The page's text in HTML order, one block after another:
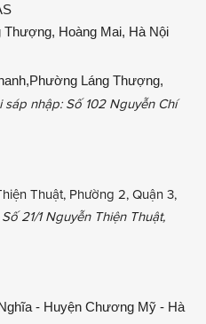
Hoàng Mai, Hà Nội
Láng Thượng,
sáp nhập: Số 102 Nguyễn Chí
Thuật, Phường 2, Quận 3,
21/1 Nguyễn Thiện Thuật,
- Huyện Chương Mỹ - Hà